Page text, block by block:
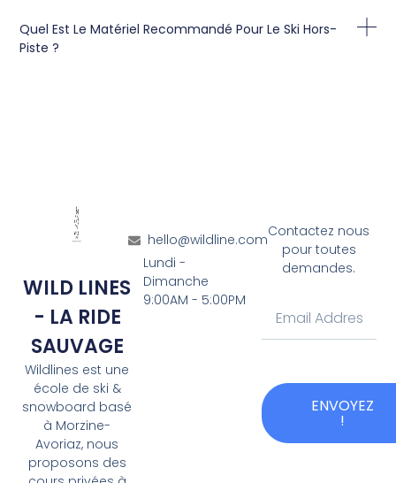
Quel Est Le Matériel Recommandé Pour Le Ski Hors-
Piste ?
WILD LINES
- LA RIDE
SAUVAGE
Wildlines est une
école de ski &
snowboard basé
à Morzine-
Avoriaz, nous
proposons des
hello@wildline.com
Lundi -
Dimanche
9:00AM - 5:00PM
Contactez nous
pour toutes
demandes.
ENVOYEZ
!